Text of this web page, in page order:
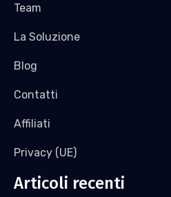
Team
La Soluzione
Blog
Contatti
Affiliati
Privacy (UE)
Articoli recenti